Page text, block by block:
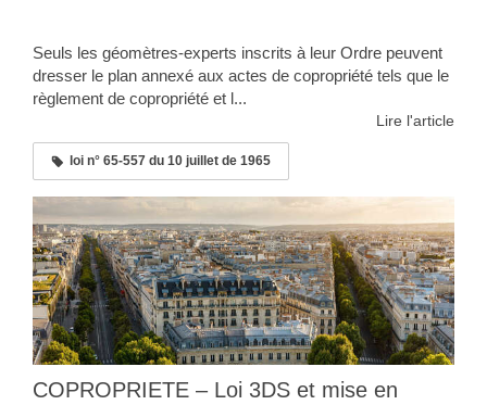
Seuls les géomètres-experts inscrits à leur Ordre peuvent
dresser le plan annexé aux actes de copropriété tels que le
règlement de copropriété et l...
Lire l'article
loi n° 65-557 du 10 juillet de 1965
COPROPRIETE – Loi 3DS et mise en